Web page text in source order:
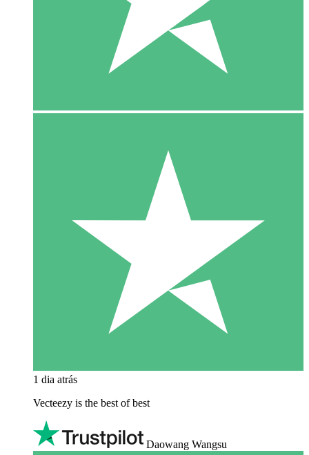
1 dia atrás
Vecteezy is the best of best
Daowang Wangsu